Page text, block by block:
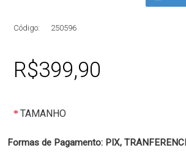
Código: 250596
R$399,90
TAMANHO
Formas de Pagamento: PIX,